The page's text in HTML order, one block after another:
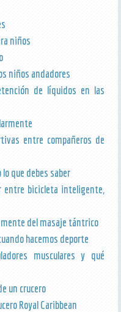
niños
niños andadores
de líquidos en las
entre compañeros de
que debes saber
entre bicicleta inteligente,
mente del masaje tántrico
hacemos deporte
musculares y qué
un crucero
Royal Caribbean